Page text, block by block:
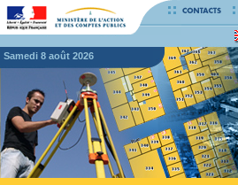
samedi 8 août 2026